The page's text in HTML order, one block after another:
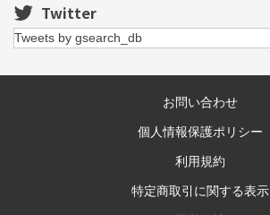
Twitter
Tweets by gsearch_db
お問い合わせ
個人情報保護ポリシー
利用規約
特定商取引に関する表示